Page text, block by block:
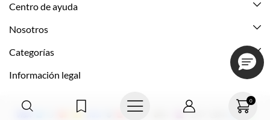
0
Centro de ayuda
Mis pedidos
Cómo comprar
Nosotros
Acerca de Tennis
Tns Friends
Categorías
Nuevo
Hombre
Información legal
Política de envio y devolución